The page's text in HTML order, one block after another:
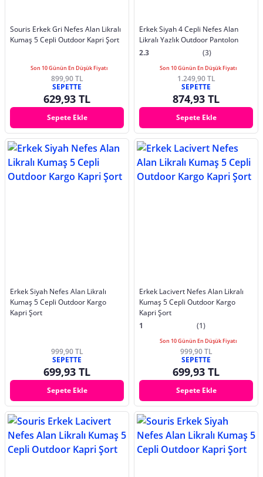
Souris Erkek Gri Nefes Alan Likralı
Kumaş 5 Cepli Outdoor Kapri Şort
Son 10 Günün En Düşük Fiyatı
899,90 TL
SEPETTE
629,93 TL
Sepete Ekle
Erkek Siyah 4 Cepli Nefes Alan
Likralı Yazlık Outdoor Pantolon
2.3
(3)
Son 10 Günün En Düşük Fiyatı
1.249,90 TL
SEPETTE
874,93 TL
Sepete Ekle
Erkek Siyah Nefes Alan Likralı
Kumaş 5 Cepli Outdoor Kargo
Kapri Şort
999,90 TL
SEPETTE
699,93 TL
Sepete Ekle
Erkek Lacivert Nefes Alan Likralı
Kumaş 5 Cepli Outdoor Kargo
Kapri Şort
1
(1)
Son 10 Günün En Düşük Fiyatı
999,90 TL
SEPETTE
699,93 TL
Sepete Ekle